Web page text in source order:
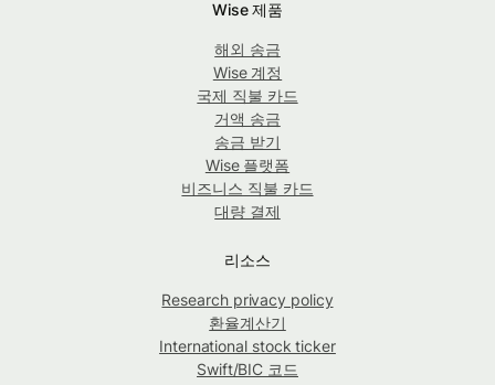
Wise 제품
해외 송금
Wise 계정
국제 직불 카드
거액 송금
송금 받기
Wise 플랫폼
비즈니스 직불 카드
대량 결제
리소스
Research privacy policy
환율계산기
International stock ticker
Swift/BIC 코드